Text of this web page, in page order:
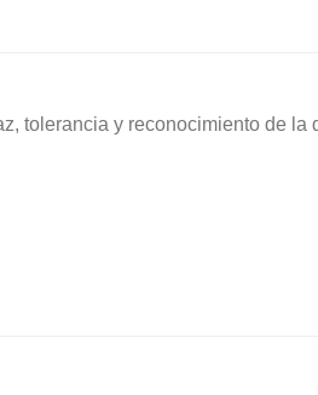
tolerancia y reconocimiento de la